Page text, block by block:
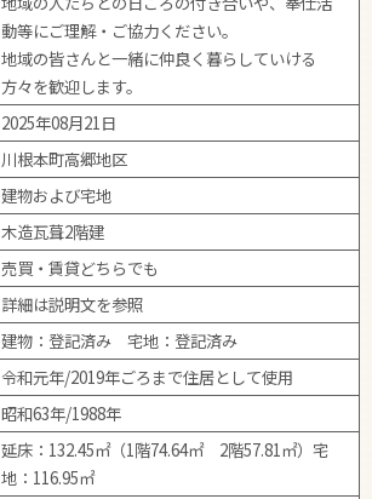
動等にご理解・ご協力ください。
地域の皆さんと一緒に仲良く暮らしていける
方々を歓迎します。
2025年08月21日
川根本町高郷地区
建物および宅地
木造瓦葺2階建
売買・賃貸どちらでも
詳細は説明文を参照
建物：登記済み 宅地：登記済み
令和元年/2019年ごろまで住居として使用
昭和63年/1988年
延床：132.45㎡（1階74.64㎡ 2階57.81㎡）宅
地：116.95㎡